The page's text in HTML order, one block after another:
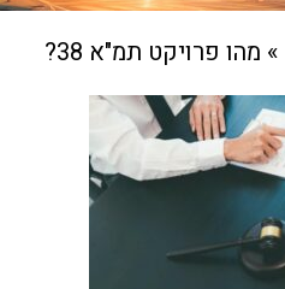
» מהו פרויקט תמ"א 38?